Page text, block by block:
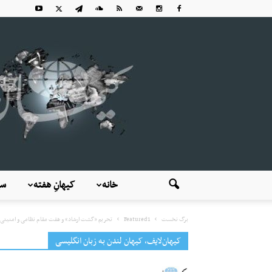
کیهانِ هفته خانه
برگ نخست Featured1 تحریم «گشت ارشاد» و هفت مقام نظامی و
کیهان‌لایف، کیهان لندن به زبان انگلیسی